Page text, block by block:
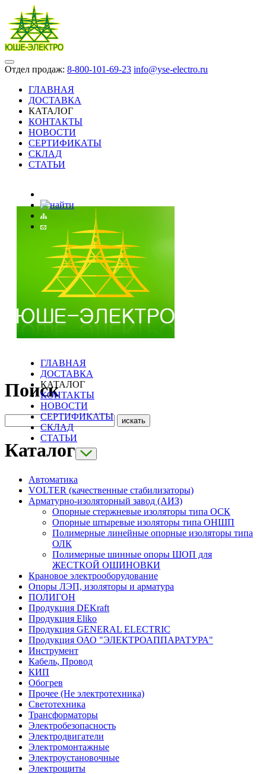
Отдел продаж: 8-800-101-69-23 info@yse-electro.ru
ГЛАВНАЯ
ДОСТАВКА
КАТАЛОГ
КОНТАКТЫ
НОВОСТИ
СЕРТИФИКАТЫ
СКЛАД
СТАТЬИ
ГЛАВНАЯ
ДОСТАВКА
КАТАЛОГ
КОНТАКТЫ
НОВОСТИ
СЕРТИФИКАТЫ
СКЛАД
СТАТЬИ
Поиск
Каталог
Автоматика
VOLTER (качественные стабилизаторы)
Арматурно-изоляторный завод (АИЗ)
Опорные стержневые изоляторы типа ОСК
Опорные штыревые изоляторы типа ОНШП
Полимерные линейные опорные изоляторы типа
ОЛК
Полимерные шинные опоры ШОП для
ЖЕСТКОЙ ОШИНОВКИ
Крановое электрооборудование
Опоры ЛЭП, изоляторы и арматура
ПОЛИГОН
Продукция DEKraft
Продукция Eliko
Продукция GENERAL ELECTRIC
Продукция ОАО "ЭЛЕКТРОАППАРАТУРА"
Инструмент
Кабель, Провод
КИП
Обогрев
Прочее (Не электротехника)
Светотехника
Трансформаторы
Электробезопасность
Электродвигатели
Электромонтажные
Электроустановочные
Электрощиты